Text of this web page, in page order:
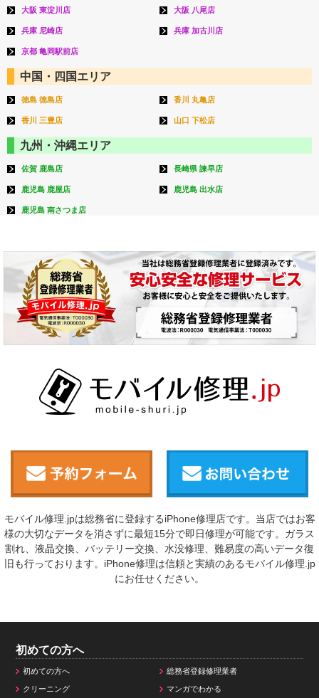
大阪 東淀川店 大阪 八尾店
兵庫 尼崎店 兵庫 加古川店
京都 亀岡駅前店
中国・四国エリア
徳島 徳島店 香川 丸亀店
香川 三豊店 山口 下松店
九州・沖縄エリア
佐賀 鹿島店 長崎県 諫早店
鹿児島 鹿屋店 鹿児島 出水店
鹿児島 南さつま店
モバイル修理.jpは総務省に登録するiPhone修理店です。当店ではお客
様の大切なデータを消さずに最短15分で即日修理が可能です。ガラス
割れ、液晶交換、バッテリー交換、水没修理、難易度の高いデータ復
旧も行っております。iPhone修理は信頼と実績のあるモバイル修理.jp
にお任せください。
初めての方へ
初めての方へ 総務省登録修理業者
クリーニング マンガでわかる